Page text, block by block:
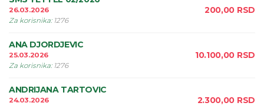
26.03.2026
Za korisnika: 1276
200,00 RSD
ANA DJORDJEVIC
25.03.2026
Za korisnika: 1276
10.100,00 RSD
ANDRIJANA TARTOVIC
24.03.2026
2.300,00 RSD